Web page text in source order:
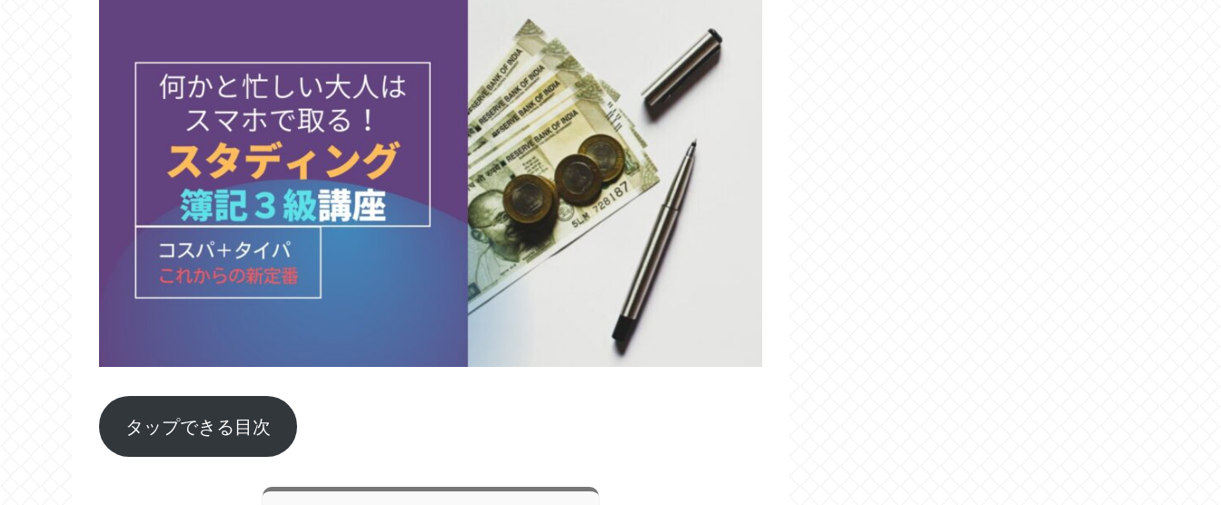
タップできる目次